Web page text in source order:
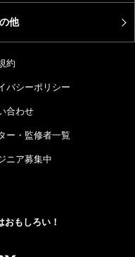
他
約
バシーポリシー
合わせ
ー・監修者一覧
ニア募集中
おもしろい！